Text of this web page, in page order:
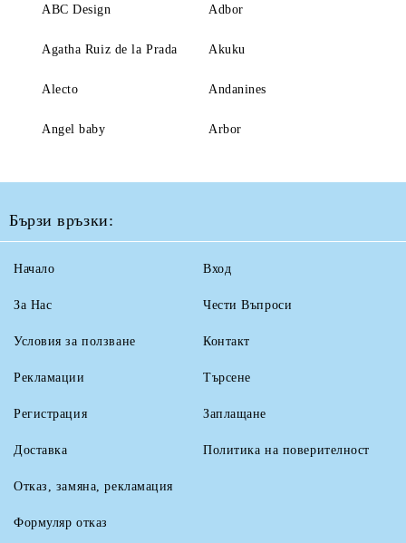
ABC Design Adbor
Agatha Ruiz de la Prada Akuku
Alecto Andanines
Angel baby Arbor
Бързи връзки:
Начало
За Нас
Условия за ползване
Рекламации
Вход
Чести Въпроси
Контакт
Търсене
Регистрация
Доставка
Отказ, замяна, рекламация
Формуляр отказ
Заплащане
Политика на поверителност